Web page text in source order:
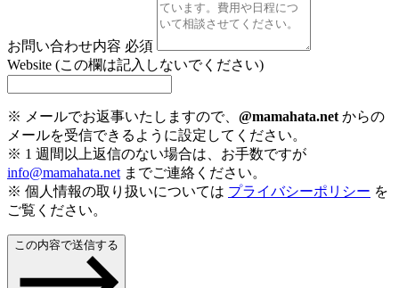
お問い合わせ内容 必須
Website (この欄は記入しないでください)
※ メールでお返事いたしますので、 @mamahata.net からの
メールを受信できるように設定してください。
※ 1 週間以上返信のない場合は、お手数ですが
info@mamahata.net までご連絡ください。
※ 個人情報の取り扱いについては プライバシーポリシー を
ご覧ください。
この内容で送信する